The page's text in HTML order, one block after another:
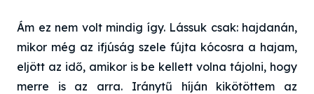
Ám ez nem volt mindig így. Lássuk csak: hajdanán,
mikor még az ifjúság szele fújta kócosra a hajam,
eljött az idő, amikor is be kellett volna tájolni, hogy
merre is az arra. Iránytű híján kikötöttem az